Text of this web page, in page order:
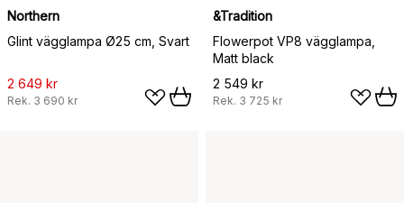
Northern
Glint vägglampa Ø25 cm, Svart
2 649 kr
Rek. 3 690 kr
&Tradition
Flowerpot VP8 vägglampa,
Matt black
2 549 kr
Rek. 3 725 kr